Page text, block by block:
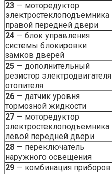
23 — моторедуктор
электростеклоподъемника
правой передней двери
24 — блок управления
системы блокировки
замков дверей
25 — дополнительный
резистор электродвигателя
отопителя
26 — датчик уровня
тормозной жидкости
27 — моторедуктор
электростеклоподъемника
левой передней двери
28 — переключатель
наружного освещения
29 — комбинация приборов